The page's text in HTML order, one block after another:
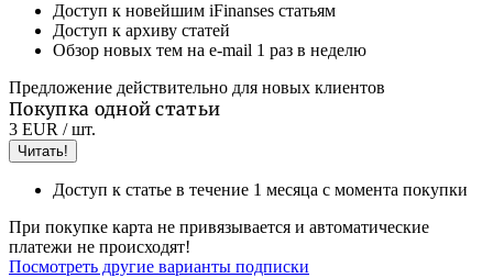
Доступ к новейшим iFinanses статьям
Доступ к архиву статей
Обзор новых тем на e-mail 1 раз в неделю
Предложение действительно для новых клиентов
Покупка одной статьи
3 EUR / шт.
Читать!
Доступ к статье в течение 1 месяца с момента покупки
При покупке карта не привязывается и автоматические
платежи не происходят!
Посмотреть другие варианты подписки